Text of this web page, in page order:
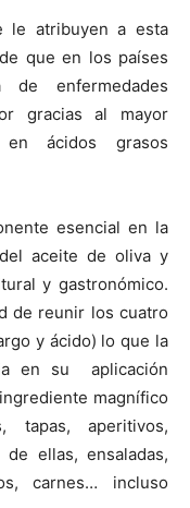
le atribuyen a esta
que en los países
enfermedades
gracias al mayor
ácidos grasos
esencial en la
aceite de oliva y
y gastronómico.
de reunir los cuatro
y ácido) lo que la
en su aplicación
magnífico
tapas, aperitivos,
ellas, ensaladas,
carnes… incluso